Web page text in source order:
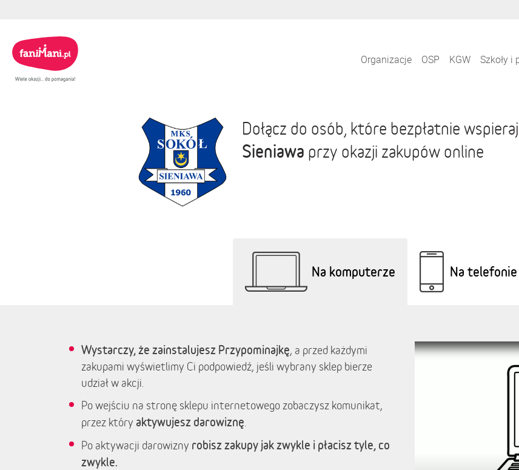
Organizacje OSP KGW Szkoły i
Dołącz do osób, które bezpłatnie
Sieniawa przy okazji zakupów online
Na komputerze Na
Wystarczy, że zainstalujesz Przypominajkę, a przed każdymi
zakupami wyświetlimy Ci podpowiedź, jeśli wybrany sklep bierze
udział w akcji.
Po wejściu na stronę sklepu internetowego zobaczysz komunikat,
przez który aktywujesz darowiznę
Po aktywacji darowizny robisz zakupy jak zwykle i płacisz tyle, co
zwykle.